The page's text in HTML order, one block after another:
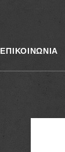
ΕΠΙΚΟΙΝΩΝΊΑ